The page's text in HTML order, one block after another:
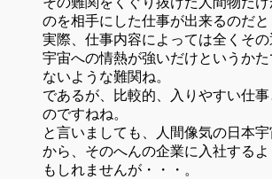
のを相手にした仕事が出来るのだと
実際、仕事内容によっては全くそ
宇宙への情熱が強いだけというか
ないような難関ね。
であるが、比較的、入りやすい仕
のですねね。
と言いましても、人間像気の日本
から、そのへんの企業に入社する
もしれませんが・・・。